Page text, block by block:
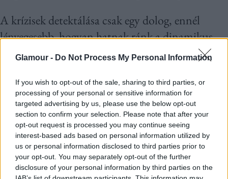
Glamour - Do Not Process My Personal Information
If you wish to opt-out of the sale, sharing to third parties, or
processing of your personal or sensitive information for
targeted advertising by us, please use the below opt-out
section to confirm your selection. Please note that after your
opt-out request is processed you may continue seeing
interest-based ads based on personal information utilized by
us or personal information disclosed to third parties prior to
your opt-out. You may separately opt-out of the further
disclosure of your personal information by third parties on the
A krízisek detektálása csak egy dolog, ennél
lényegesebb, hogyan hatnak ránk a dinamikus
politikai, környezeti, gazdasági és társadalmi
(jellemzően) az ősi, evolúciós stresszreakciók
aktiválódnak először: „A limbikus rendszer
riaszt, az amygdala felfokozott készültségbe kerül,
és eluralkodik rajtunk a »fight-flight-freeze« jól
ismert állapota. Ez a működés nagyon is hasznos
volt, amikor a túlélés függött a veszély azonnali